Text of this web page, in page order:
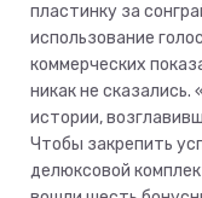
пластинку за
использование
коммерческих
никак не
истории,
Чтобы закрепить
делюксовой